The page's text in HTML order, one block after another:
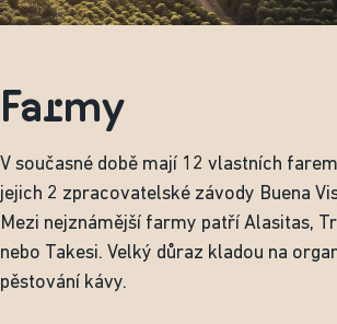
Farmy
V současné době mají 12 vlastních
jejich 2 zpracovatelské závody Buena
Mezi nejznámější farmy patří Alasitas,
nebo Takesi. Velký důraz kladou na
pěstování kávy.